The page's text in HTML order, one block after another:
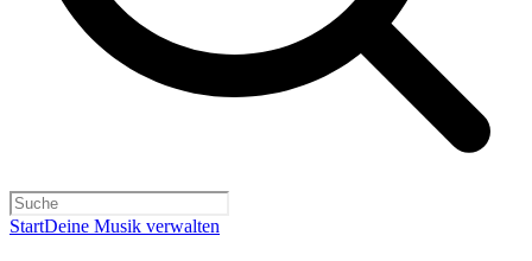
StartDeine Musik verwalten